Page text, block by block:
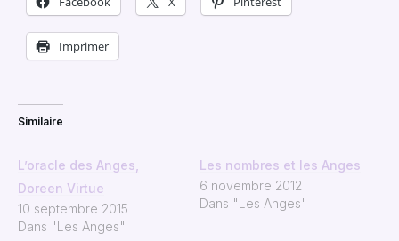
Imprimer
Similaire
L’oracle des Anges,
Doreen Virtue
10 septembre 2015
Dans "Les Anges"
Les nombres et les Anges
6 novembre 2012
Dans "Les Anges"